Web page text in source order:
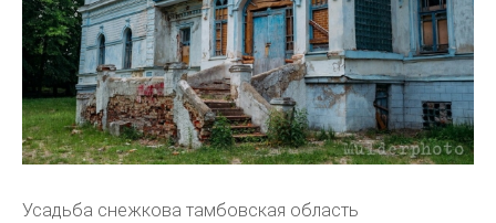
Усадьба снежкова тамбовская область